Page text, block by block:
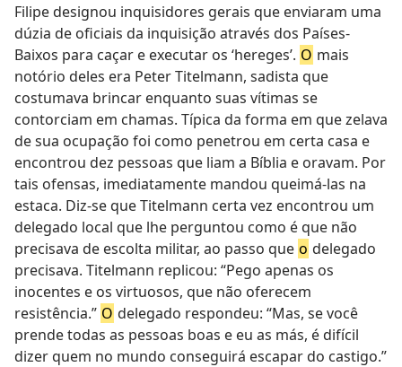
Filipe designou inquisidores gerais que enviaram uma
dúzia de oficiais da inquisição através dos Países-
Baixos para caçar e executar os ‘hereges’. O mais
notório deles era Peter Titelmann, sadista que
costumava brincar enquanto suas vítimas se
contorciam em chamas. Típica da forma em que zelava
de sua ocupação foi como penetrou em certa casa e
encontrou dez pessoas que liam a Bíblia e oravam. Por
tais ofensas, imediatamente mandou queimá-las na
estaca. Diz-se que Titelmann certa vez encontrou um
delegado local que lhe perguntou como é que não
precisava de escolta militar, ao passo que o delegado
precisava. Titelmann replicou: “Pego apenas os
inocentes e os virtuosos, que não oferecem
resistência.” O delegado respondeu: “Mas, se você
prende todas as pessoas boas e eu as más, é difícil
dizer quem no mundo conseguirá escapar do castigo.”